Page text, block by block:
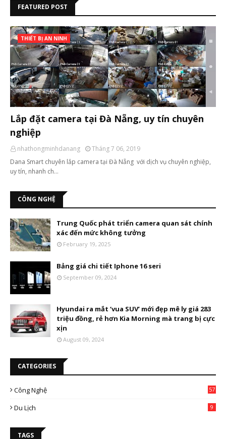
FEATURED POST
THIẾT BỊ AN NINH
Lắp đặt camera tại Đà Nẵng, uy tín chuyên
nghiệp
nhathongminhdanang
Tháng 7 06, 2019
Dana Smart chuyên lắp camera tại Đà Nẵng với dịch vụ chuyên nghiệp,
uy tín, nhanh ch…
CÔNG NGHỆ
Trung Quốc phát triển camera quan sát chính
xác đến mức không tưởng
February 19, 2025
Bảng giá chi tiết Iphone 16 seri
September 09, 2024
Hyundai ra mắt ‘vua SUV’ mới đẹp mê ly giá 283
triệu đồng, rẻ hơn Kia Morning mà trang bị cực
xịn
August 09, 2024
CATEGORIES
Công Nghệ 57
Du Lịch 9
TAGS